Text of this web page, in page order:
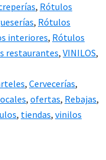
, Rótulos
, Rótulos
interiores, Rótulos
restaurantes, VINILOS,
, Cervecerías,
, ofertas, Rebajas,
, tiendas, vinilos